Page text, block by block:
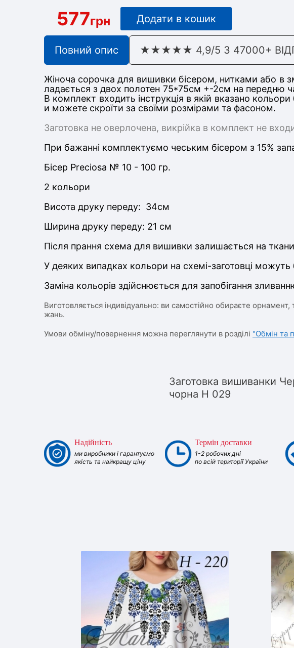
577грн Додати в кошик
Повний опис ★★★★★ 4,9/5 З 47000+
Жіноча сорочка для вишивки бісером, нитками або в
ладається з двох полотен 75*75см +-2см на передню
В комплект входить інструкція в якій вказано
и можете скроїти за своїми розмірами та фасоном.
Заготовка не оверлочена, викрійка в комплект не
При бажанні комплектуємо чеським бісером з 15%
Бісер Preciosa № 10 - 100 гр.
2 кольори
Висота друку переду: 34см
Ширина друку переду: 21 см
Після прання схема для вишивки залишається на
У деяких випадках кольори на схемі-заготовці
Заміна кольорів здійснюється для запобігання
Виготовляється індивідуально: ви самостійно обираєте
жань.
Умови обміну/повернення можна переглянути в розділі "Обмін та
Заготовка вишиванки
чорна Н 029
Надійність
ми виробники і гарантуємо
якість та найкращу ціну
Термін доставки
1-2 робочих дні
по всій території України